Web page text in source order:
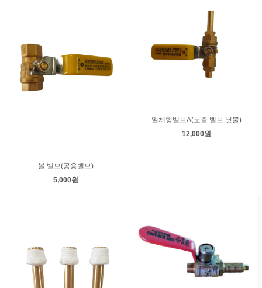
볼 밸브(공용밸브)
5,000원
일체형밸브A(노즐.밸브.닛뿔)
12,000원